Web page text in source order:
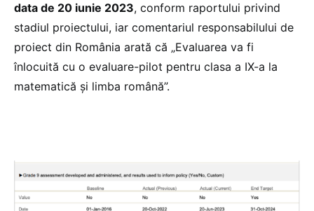
data de 20 iunie 2023, conform raportului privind
stadiul proiectului, iar comentariul responsabilului de
proiect din România arată că „Evaluarea va fi
înlocuită cu o evaluare-pilot pentru clasa a IX-a la
matematică și limba română”.